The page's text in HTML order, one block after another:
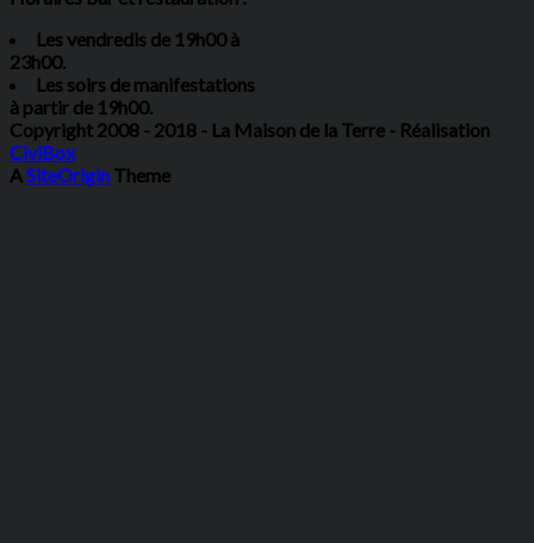
Les vendredis de 19h00 à
23h00.
Les soirs de manifestations
à partir de 19h00.
Copyright 2008 - 2018 - La Maison de la Terre - Réalisation
CiviBox
ASiteOrigin Theme